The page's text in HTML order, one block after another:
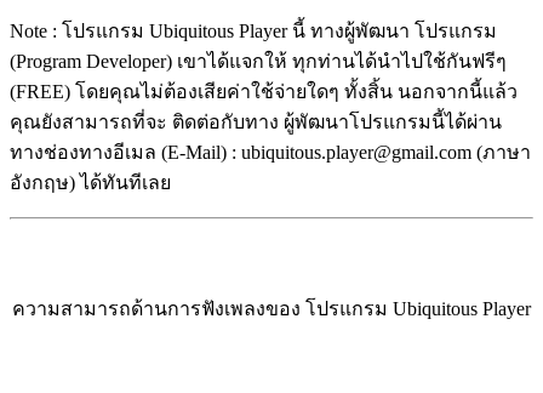
Note : โปรแกรม Ubiquitous Player นี้ ทางผู้พัฒนา โปรแกรม
(Program Developer) เขาได้แจกให้ ทุกท่านได้นำไปใช้กันฟรีๆ
(FREE) โดยคุณไม่ต้องเสียค่าใช้จ่ายใดๆ ทั้งสิ้น นอกจากนี้แล้ว
คุณยังสามารถที่จะ ติดต่อกับทาง ผู้พัฒนาโปรแกรมนี้ได้ผ่าน
ทางช่องทางอีเมล (E-Mail) : ubiquitous.player@gmail.com (ภาษา
อังกฤษ) ได้ทันทีเลย
ความสามารถด้านการฟังเพลงของ โปรแกรม Ubiquitous Player